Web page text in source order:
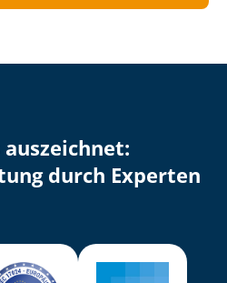
auszeichnet:
durch Experten